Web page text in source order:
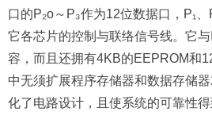
口的P₂o～P₃作为12位数据口，P₁
它各芯片的控制与联络信号线。它
容，而且还拥有4KB的EEPROM和
中无须扩展程序存储器和数据存储
化了电路设计，且使系统的可靠性得